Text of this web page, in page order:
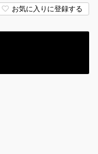
お気に入りに登録する